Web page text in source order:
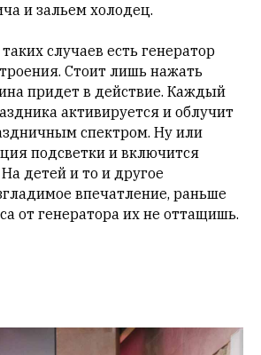
и зальем холодец.
случаев есть генератор
Стоит лишь нажать
придет в действие. Каждый
активируется и облучит
спектром. Ну или
подсветки и включится
детей и то и другое
впечатление, раньше
от генератора их не оттащишь.